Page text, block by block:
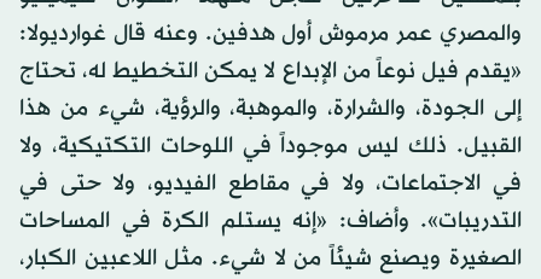
والمصري عمر مرموش أول هدفين. وعنه قال غوارديولا:
«يقدم فيل نوعاً من الإبداع لا يمكن التخطيط له، تحتاج
إلى الجودة، والشرارة، والموهبة، والرؤية، شيء من هذا
القبيل. ذلك ليس موجوداً في اللوحات التكتيكية، ولا
في الاجتماعات، ولا في مقاطع الفيديو، ولا حتى في
التدريبات». وأضاف: «إنه يستلم الكرة في المساحات
الصغيرة ويصنع شيئاً من لا شيء. مثل اللاعبين الكبار،